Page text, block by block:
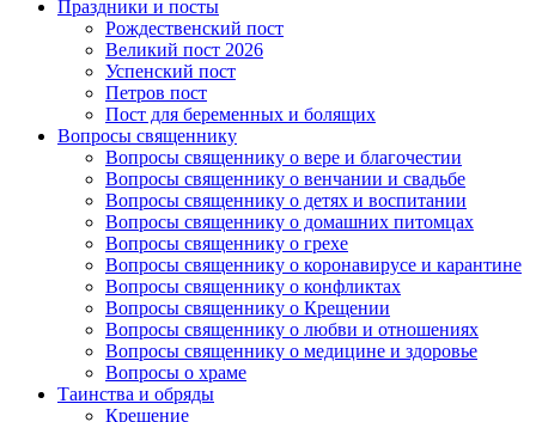
Праздники и посты
Рождественский пост
Великий пост 2026
Успенский пост
Петров пост
Пост для беременных и болящих
Вопросы священнику
Вопросы священнику о вере и благочестии
Вопросы священнику о венчании и свадьбе
Вопросы священнику о детях и воспитании
Вопросы священнику о домашних питомцах
Вопросы священнику о грехе
Вопросы священнику о коронавирусе и карантине
Вопросы священнику о конфликтах
Вопросы священнику о Крещении
Вопросы священнику о любви и отношениях
Вопросы священнику о медицине и здоровье
Вопросы о храме
Таинства и обряды
Крещение